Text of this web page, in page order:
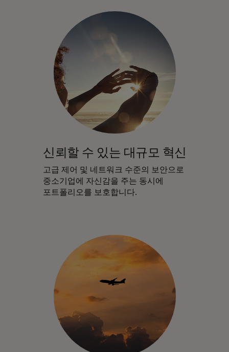
신뢰할 수 있는 대규모 혁신
고급 제어 및 네트워크 수준의 보안으로
중소기업에 자신감을 주는 동시에
포트폴리오를 보호합니다.